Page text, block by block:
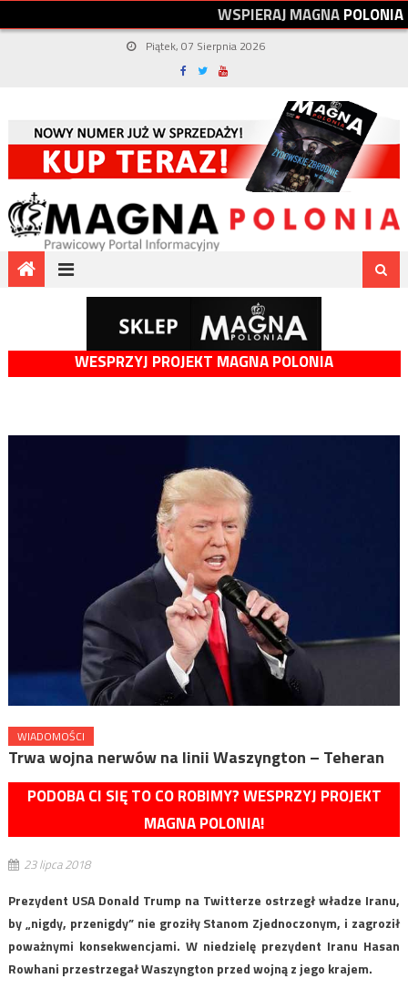
WSPIERAJMAGNAPOLONIA
Piątek, 07 Sierpnia 2026
WESPRZYJ PROJEKT MAGNA POLONIA
WIADOMOŚCI
Trwa wojna nerwów na linii Waszyngton – Teheran
PODOBA CI SIĘ TO CO ROBIMY? WESPRZYJ PROJEKT
MAGNA POLONIA!
23 lipca 2018
Prezydent USA Donald Trump na Twitterze ostrzegł władze Iranu,
by „nigdy, przenigdy” nie groziły Stanom Zjednoczonym, i zagroził
poważnymi konsekwencjami. W niedzielę prezydent Iranu Hasan
Rowhani przestrzegał Waszyngton przed wojną z jego krajem.